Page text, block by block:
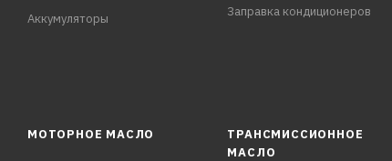
Аккумуляторы
Заправка кондиционеров
МОТОРНОЕ МАСЛО
ТРАНСМИССИОННОЕ
МАСЛО